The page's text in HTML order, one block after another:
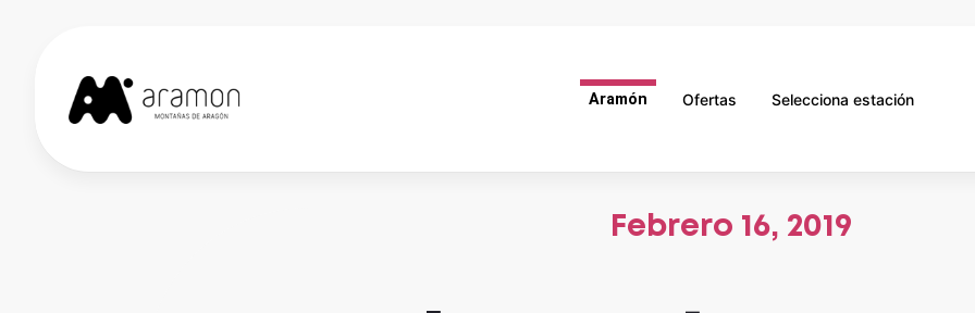
Aramón Ofertas Selecciona estación
Febrero 16, 2019